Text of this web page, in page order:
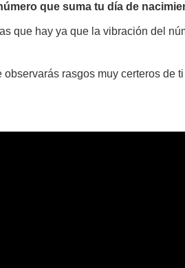
que suma tu día de
que hay ya que la vibración del
rasgos muy certeros